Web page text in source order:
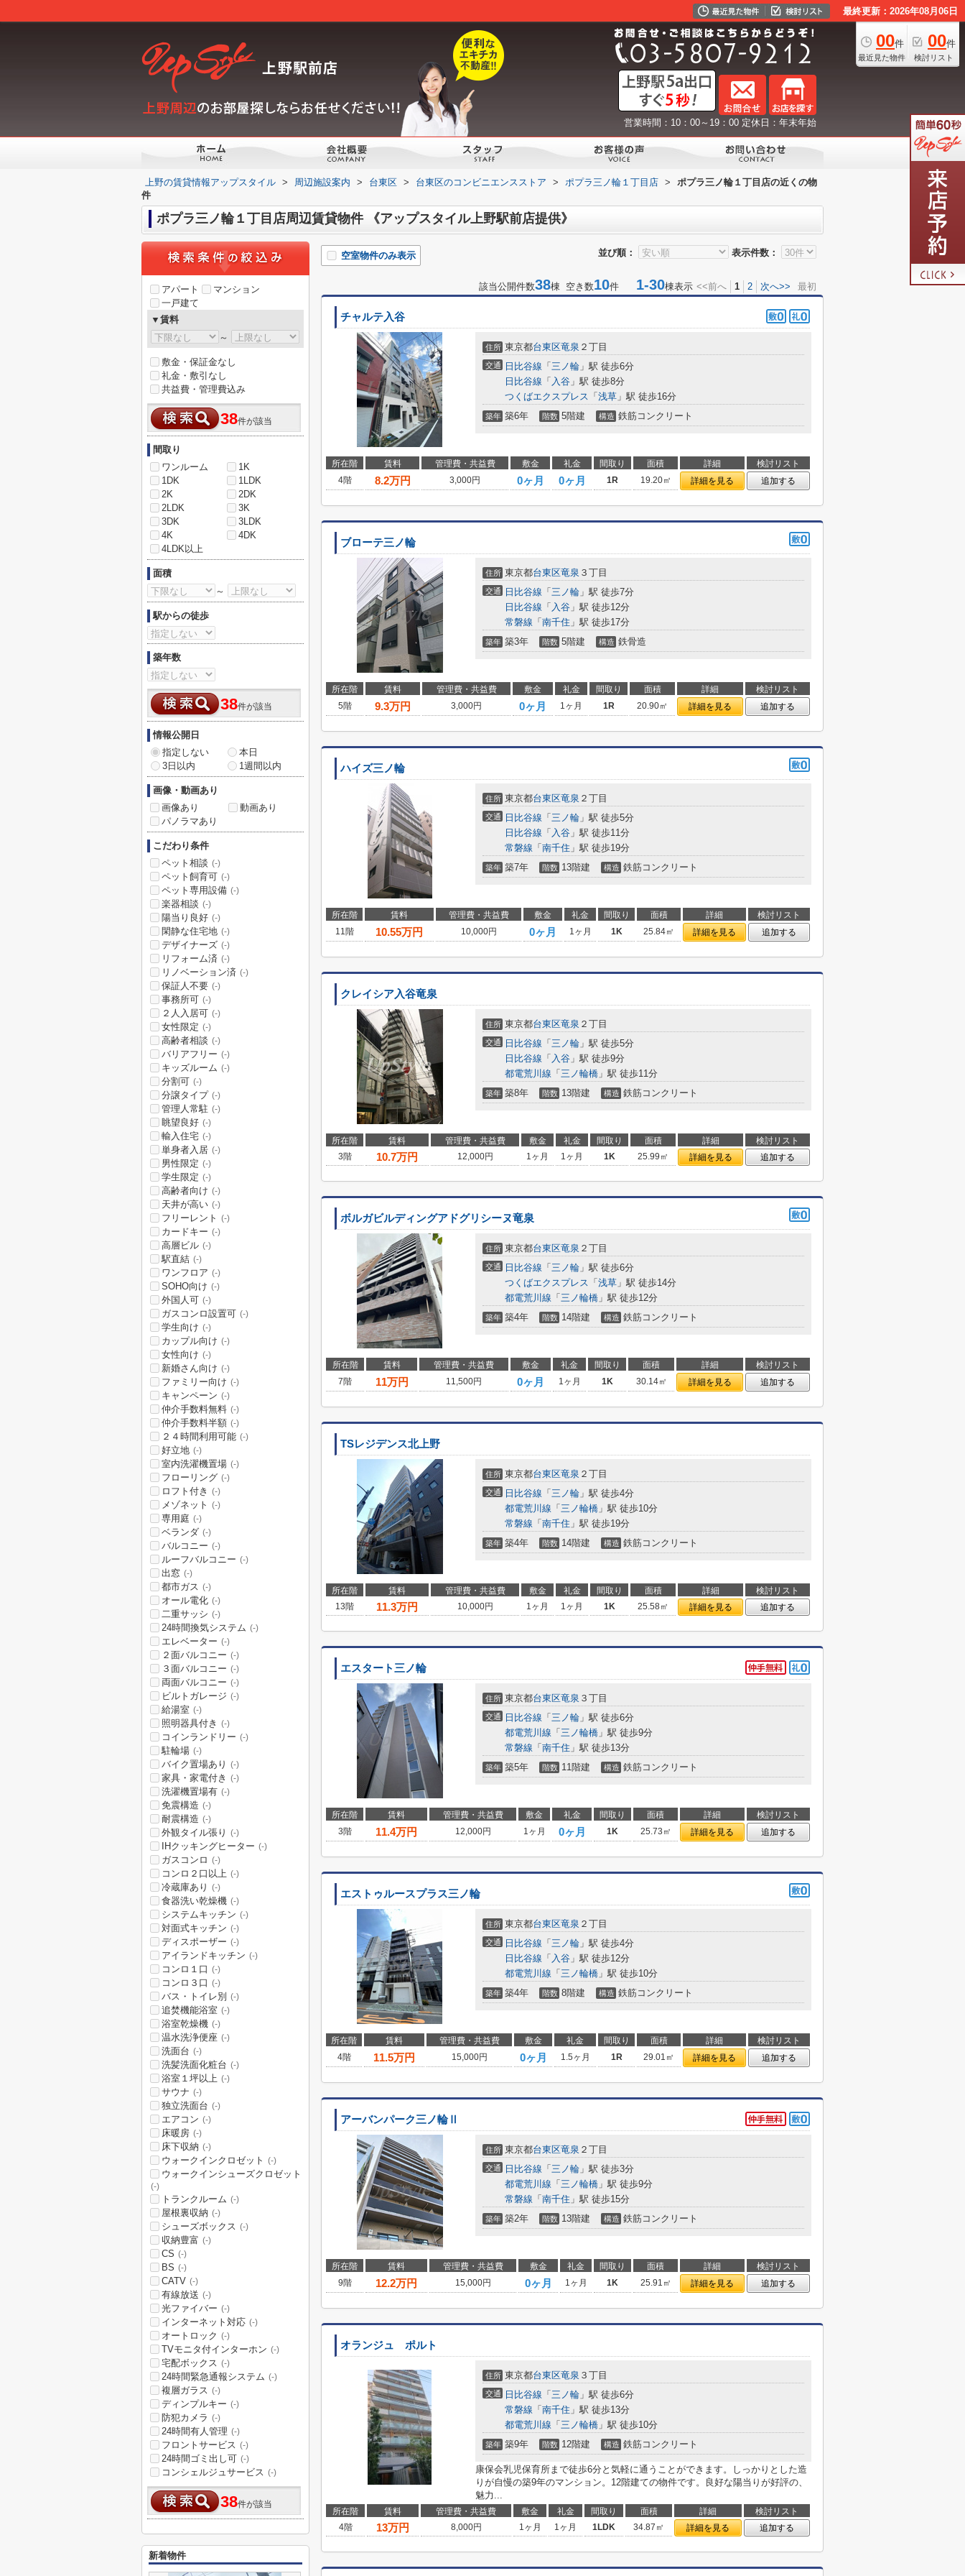
最終更新：2026年08月06日
00件
最近見た物件
00件
検討リスト
営業時間：10：00～19：00 定休日：年末年始
上野の賃貸情報アップスタイル > 周辺施設案内 > 台東区 > 台東区のコンビニエンスストア > ポプラ三ノ輪１丁目店 >
ポプラ三ノ輪１丁目店の近くの物
件
ポプラ三ノ輪１丁目店周辺賃貸物件 《アップスタイル上野駅前店提供》
並び順： 表示件数：
空室物件のみ表示
該当公開件数38棟 空き数10件 1-30棟表示 <<前へ 1 2 次へ>> 最初
チャルテ入谷
住所 東京都台東区竜泉 ２丁目
交通 日比谷線 「 三ノ輪 」駅 徒歩6分
日比谷線 「 入谷 」駅 徒歩8分
つくばエクスプレス 「 浅草 」駅 徒歩16分
築年 築6年 階数 5階建 構造 鉄筋コンクリート
所在階 賃料 管理費・共益費 敷金 礼金 間取り 面積 詳細
検討リスト
4階
8.2万円 3,000円 0ヶ月 0ヶ月 1R 19.20㎡ 詳細を見る 追加する
ブローテ三ノ輪
住所 東京都台東区竜泉 ３丁目
交通 日比谷線 「 三ノ輪 」駅 徒歩7分
日比谷線 「 入谷 」駅 徒歩12分
常磐線 「 南千住 」駅 徒歩17分
築年 築3年 階数 5階建 構造 鉄骨造
所在階 賃料 管理費・共益費 敷金 礼金 間取り 面積 詳細
検討リスト
5階
9.3万円 3,000円 0ヶ月 1ヶ月 1R 20.90㎡ 詳細を見る 追加する
ハイズ三ノ輪
住所 東京都台東区竜泉 ２丁目
交通 日比谷線 「 三ノ輪 」駅 徒歩5分
日比谷線 「 入谷 」駅 徒歩11分
常磐線 「 南千住 」駅 徒歩19分
築年 築7年 階数 13階建 構造 鉄筋コンクリート
所在階 賃料 管理費・共益費 敷金 礼金 間取り 面積 詳細
検討リスト
11階
10.55万円 10,000円 0ヶ月 1ヶ月 1K 25.84㎡ 詳細を見る 追加する
クレイシア入谷竜泉
住所 東京都台東区竜泉 ２丁目
交通 日比谷線 「 三ノ輪 」駅 徒歩5分
日比谷線 「 入谷 」駅 徒歩9分
都電荒川線 「 三ノ輪橋 」駅 徒歩11分
築年 築8年 階数 13階建 構造 鉄筋コンクリート
所在階 賃料 管理費・共益費 敷金 礼金 間取り 面積 詳細
検討リスト
3階
10.7万円 12,000円 1ヶ月 1ヶ月 1K 25.99㎡ 詳細を見る 追加する
ボルガビルディングアドグリシーヌ竜泉
住所 東京都台東区竜泉 ２丁目
交通 日比谷線 「 三ノ輪 」駅 徒歩6分
つくばエクスプレス 「 浅草 」駅 徒歩14分
都電荒川線 「 三ノ輪橋 」駅 徒歩12分
築年 築4年 階数 14階建 構造 鉄筋コンクリート
所在階 賃料 管理費・共益費 敷金 礼金 間取り 面積 詳細
検討リスト
7階
11万円 11,500円 0ヶ月 1ヶ月 1K 30.14㎡ 詳細を見る 追加する
TSレジデンス北上野
住所 東京都台東区竜泉 ２丁目
交通 日比谷線 「 三ノ輪 」駅 徒歩4分
都電荒川線 「 三ノ輪橋 」駅 徒歩10分
常磐線 「 南千住 」駅 徒歩19分
築年 築4年 階数 14階建 構造 鉄筋コンクリート
所在階 賃料 管理費・共益費 敷金 礼金 間取り 面積 詳細
検討リスト
13階
11.3万円 10,000円 1ヶ月 1ヶ月 1K 25.58㎡ 詳細を見る 追加する
エスタート三ノ輪
住所 東京都台東区竜泉 ３丁目
交通 日比谷線 「 三ノ輪 」駅 徒歩6分
都電荒川線 「 三ノ輪橋 」駅 徒歩9分
常磐線 「 南千住 」駅 徒歩13分
築年 築5年 階数 11階建 構造 鉄筋コンクリート
所在階 賃料 管理費・共益費 敷金 礼金 間取り 面積 詳細
検討リスト
3階
11.4万円 12,000円 1ヶ月 0ヶ月 1K 25.73㎡ 詳細を見る 追加する
エストゥルースプラス三ノ輪
住所 東京都台東区竜泉 ２丁目
交通 日比谷線 「 三ノ輪 」駅 徒歩4分
日比谷線 「 入谷 」駅 徒歩12分
都電荒川線 「 三ノ輪橋 」駅 徒歩10分
築年 築4年 階数 8階建 構造 鉄筋コンクリート
所在階 賃料 管理費・共益費 敷金 礼金 間取り 面積 詳細
検討リスト
4階
11.5万円 15,000円 0ヶ月 1.5ヶ月 1R 29.01㎡ 詳細を見る 追加する
アーバンパーク三ノ輪Ⅱ
住所 東京都台東区竜泉 ２丁目
交通 日比谷線 「 三ノ輪 」駅 徒歩3分
都電荒川線 「 三ノ輪橋 」駅 徒歩9分
常磐線 「 南千住 」駅 徒歩15分
築年 築2年 階数 13階建 構造 鉄筋コンクリート
所在階 賃料 管理費・共益費 敷金 礼金 間取り 面積 詳細
検討リスト
9階
12.2万円 15,000円 0ヶ月 1ヶ月 1K 25.91㎡ 詳細を見る 追加する
オランジュ ポルト
住所 東京都台東区竜泉 ３丁目
交通 日比谷線 「 三ノ輪 」駅 徒歩6分
常磐線 「 南千住 」駅 徒歩13分
都電荒川線 「 三ノ輪橋 」駅 徒歩10分
築年 築9年 階数 12階建 構造 鉄筋コンクリート
康保会乳児保育所まで徒歩6分と気軽に通うことができます。しっかりとした造
りが自慢の築9年のマンション。12階建ての物件です。良好な陽当りが好評の、
魅力...
所在階 賃料 管理費・共益費 敷金 礼金 間取り 面積 詳細
検討リスト
4階
13万円 8,000円 1ヶ月 1ヶ月 1LDK 34.87㎡ 詳細を見る 追加する
アパート
マンション
一戸建て
▼賃料
～
敷金・保証金なし
礼金・敷引なし
共益費・管理費込み
38件が該当
間取り
ワンルーム
1K
1DK
1LDK
2K
2DK
2LDK
3K
3DK
3LDK
4K
4DK
4LDK以上
面積
～
駅からの徒歩
築年数
38件が該当
情報公開日
指定しない
本日
3日以内
1週間以内
画像・動画あり
画像あり
動画あり
パノラマあり
こだわり条件
ペット相談 (-)
ペット飼育可 (-)
ペット専用設備 (-)
楽器相談 (-)
陽当り良好 (-)
閑静な住宅地 (-)
デザイナーズ (-)
リフォーム済 (-)
リノベーション済 (-)
保証人不要 (-)
事務所可 (-)
２人入居可 (-)
女性限定 (-)
高齢者相談 (-)
バリアフリー (-)
キッズルーム (-)
分割可 (-)
分譲タイプ (-)
管理人常駐 (-)
眺望良好 (-)
輸入住宅 (-)
単身者入居 (-)
男性限定 (-)
学生限定 (-)
高齢者向け (-)
天井が高い (-)
フリーレント (-)
カードキー (-)
高層ビル (-)
駅直結 (-)
ワンフロア (-)
SOHO向け (-)
外国人可 (-)
ガスコンロ設置可 (-)
学生向け (-)
カップル向け (-)
女性向け (-)
新婚さん向け (-)
ファミリー向け (-)
キャンペーン (-)
仲介手数料無料 (-)
仲介手数料半額 (-)
２４時間利用可能 (-)
好立地 (-)
室内洗濯機置場 (-)
フローリング (-)
ロフト付き (-)
メゾネット (-)
専用庭 (-)
ベランダ (-)
バルコニー (-)
ルーフバルコニー (-)
出窓 (-)
都市ガス (-)
オール電化 (-)
二重サッシ (-)
24時間換気システム (-)
エレベーター (-)
２面バルコニー (-)
３面バルコニー (-)
両面バルコニー (-)
ビルトガレージ (-)
給湯室 (-)
照明器具付き (-)
コインランドリー (-)
駐輪場 (-)
バイク置場あり (-)
家具・家電付き (-)
洗濯機置場有 (-)
免震構造 (-)
耐震構造 (-)
外観タイル張り (-)
IHクッキングヒーター (-)
ガスコンロ (-)
コンロ２口以上 (-)
冷蔵庫あり (-)
食器洗い乾燥機 (-)
システムキッチン (-)
対面式キッチン (-)
ディスポーザー (-)
アイランドキッチン (-)
コンロ１口 (-)
コンロ３口 (-)
バス・トイレ別 (-)
追焚機能浴室 (-)
浴室乾燥機 (-)
温水洗浄便座 (-)
洗面台 (-)
洗髪洗面化粧台 (-)
浴室１坪以上 (-)
サウナ (-)
独立洗面台 (-)
エアコン (-)
床暖房 (-)
床下収納 (-)
ウォークインクロゼット (-)
ウォークインシューズクロゼット
(-)
トランクルーム (-)
屋根裏収納 (-)
シューズボックス (-)
収納豊富 (-)
CS (-)
BS (-)
CATV (-)
有線放送 (-)
光ファイバー (-)
インターネット対応 (-)
オートロック (-)
TVモニタ付インターホン (-)
宅配ボックス (-)
24時間緊急通報システム (-)
複層ガラス (-)
ディンプルキー (-)
防犯カメラ (-)
24時間有人管理 (-)
フロントサービス (-)
24時間ゴミ出し可 (-)
コンシェルジュサービス (-)
38件が該当
新着物件